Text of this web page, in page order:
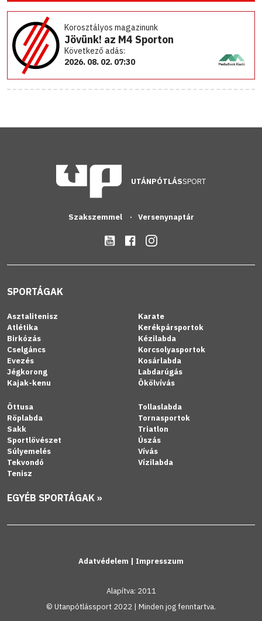
Korosztályos magazinunk
Jövünk! az M4 Sporton
Következő adás:
2026. 08. 02. 07:30
UTÁNPÓTLÁSSPORT
Szakszemmel Versenynaptár
SPORTÁGAK
Asztalitenisz
Atlétika
Birkózás
Cselgáncs
Evezés
Jégkorong
Kajak-kenu
Karate
Kerékpársportok
Kézilabda
Korcsolyasportok
Kosárlabda
Labdarúgás
Ökölvívás
Öttusa
Röplabda
Sakk
Sportlövészet
Súlyemelés
Tekvondó
Tenisz
Tollaslabda
Tornasportok
Triatlon
Úszás
Vívás
Vízilabda
EGYÉB SPORTÁGAK »
Adatvédelem | Impresszum
Alapítva: 2011
© Utanpótlássport 2022 | Minden jog fenntartva.